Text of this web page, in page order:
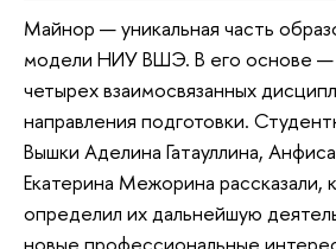
Майнор — уникальная часть
модели НИУ ВШЭ. В его основе —
четырех взаимосвязанных
направления подготовки.
Вышки Аделина Гатауллина,
Екатерина Межорина рассказали,
определил их дальнейшую